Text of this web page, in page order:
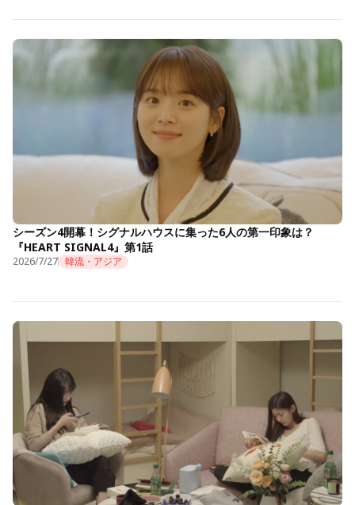
シーズン4開幕！シグナルハウスに集った6人の第一印象は？
『HEART SIGNAL4』第1話
2026/7/27 韓流・アジア